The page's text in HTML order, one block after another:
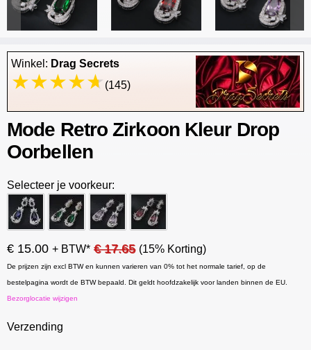
Winkel: Drag Secrets
(145)
Mode Retro Zirkoon Kleur Drop
Oorbellen
Selecteer je voorkeur:
€ 15.00 + BTW* € 17.65 (15% Korting)
De prijzen zijn excl BTW en kunnen varieren van 0% tot het normale tarief, op de
bestelpagina wordt de BTW bepaald. Dit geldt hoofdzakelijk voor landen binnen de EU.
Bezorglocatie wijzigen
Verzending